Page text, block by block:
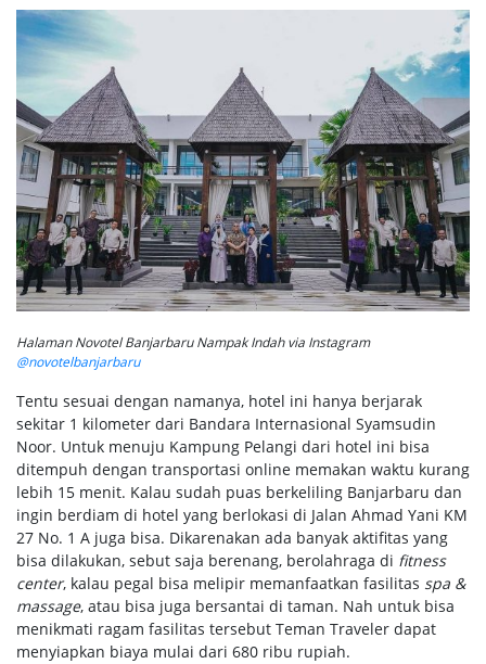
Halaman Novotel Banjarbaru Nampak Indah via Instagram
@novotelbanjarbaru
Tentu sesuai dengan namanya, hotel ini hanya berjarak
sekitar 1 kilometer dari Bandara Internasional Syamsudin
Noor. Untuk menuju Kampung Pelangi dari hotel ini bisa
ditempuh dengan transportasi online memakan waktu kurang
lebih 15 menit. Kalau sudah puas berkeliling Banjarbaru dan
ingin berdiam di hotel yang berlokasi di Jalan Ahmad Yani KM
27 No. 1 A juga bisa. Dikarenakan ada banyak aktifitas yang
bisa dilakukan, sebut saja berenang, berolahraga di fitness
center, kalau pegal bisa melipir memanfaatkan fasilitas spa &
massage, atau bisa juga bersantai di taman. Nah untuk bisa
menikmati ragam fasilitas tersebut Teman Traveler dapat
menyiapkan biaya mulai dari 680 ribu rupiah.